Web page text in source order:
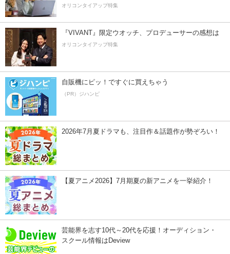
オリコンタイアップ特集
『VIVANT』限定ウオッチ、プロデューサーの感想は
オリコンタイアップ特集
自販機にピッ！ですぐに買えちゃう
（PR）ジハンピ
2026年7月夏ドラマも、注目作＆話題作が勢ぞろい！
【夏アニメ2026】7月期夏の新アニメを一挙紹介！
芸能界を志す10代～20代を応援！オーディション・
スクール情報はDeview